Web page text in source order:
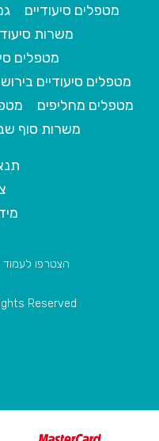
מטפלים סיעודיים
משרות סיעוד
מטפלים
מטפלים סיעודיים
מטפלים מחליפים
משרות סוף
הצטרפו לעמוד
Reserved.